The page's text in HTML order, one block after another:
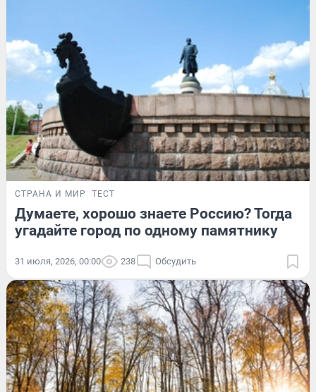
СТРАНА И МИР ТЕСТ
Думаете, хорошо знаете Россию? Тогда
угадайте город по одному памятнику
31 июля, 2026, 00:00 238 Обсудить